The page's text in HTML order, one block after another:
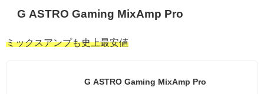
G ASTRO Gaming MixAmp Pro
ミックスアンプも史上最安値
G ASTRO Gaming MixAmp Pro